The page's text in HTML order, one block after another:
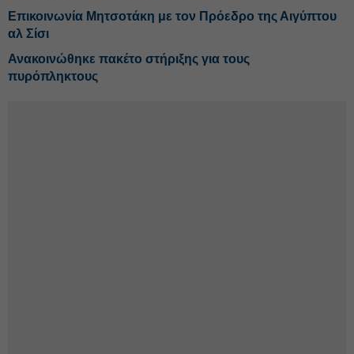
Επικοινωνία Μητσοτάκη με τον Πρόεδρο της Αιγύπτου
αλ Σίσι
Ανακοινώθηκε πακέτο στήριξης για τους
πυρόπληκτους